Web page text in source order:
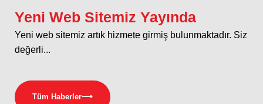
Yeni Web Sitemiz Yayında
Yeni web sitemiz artık hizmete girmiş bulunmaktadır. Siz
değerli...
Tüm Haberler⟶